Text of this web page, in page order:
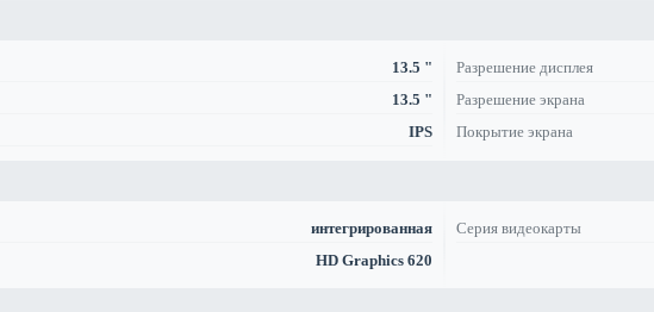
13.5 " Разрешение дисплея
13.5 " Разрешение экрана
IPS Покрытие экрана
интегрированная Серия видеокарты
HD Graphics 620